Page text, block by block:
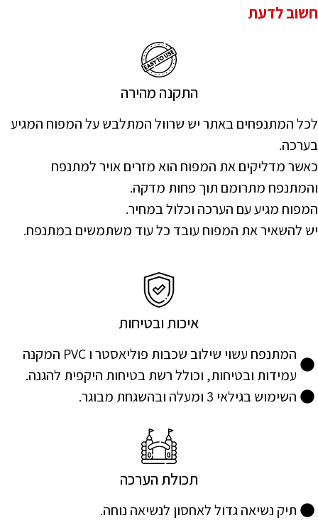
חשוב לדעת
התקנה מהירה
לכל המתנפחים באתר יש שרוול המתלבש על המפוח המגיע
בערכה.
כאשר מדליקים את המפוח הוא מזרים אויר למתנפח
והמתנפח מתרומם תוך פחות מדקה.
המפוח מגיע עם הערכה וכלול במחיר.
יש להשאיר את המפוח עובד כל עוד משתמשים במתנפח.
איכות ובטיחות
המתנפח עשוי שילוב שכבות פוליאסטר ו PVC המקנה
עמידות ובטיחות, וכולל רשת בטיחות היקפית להגנה.
השימוש בגילאי 3 ומעלה ובהשגחת מבוגר.
תכולת הערכה
תיק נשיאה גדול לאחסון לנשיאה נוחה.